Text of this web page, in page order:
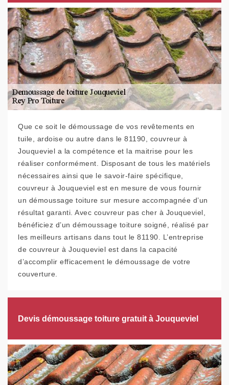
Que ce soit le démoussage de vos revêtements en
tuile, ardoise ou autre dans le 81190, couvreur à
Jouqueviel a la compétence et la maitrise pour les
réaliser conformément. Disposant de tous les matériels
nécessaires ainsi que le savoir-faire spécifique,
couvreur à Jouqueviel est en mesure de vous fournir
un démoussage toiture sur mesure accompagnée d’un
résultat garanti. Avec couvreur pas cher à Jouqueviel,
bénéficiez d’un démoussage toiture soigné, réalisé par
les meilleurs artisans dans tout le 81190. L’entreprise
de couvreur à Jouqueviel est dans la capacité
d’accomplir efficacement le démoussage de votre
couverture.
Devis démoussage toiture gratuit à Jouqueviel